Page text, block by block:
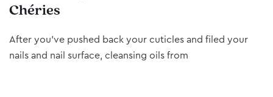
Chéries
After you’ve pushed back your cuticles and filed your
nails and nail surface, cleansing oils from